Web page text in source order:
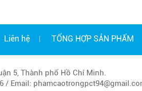
Liên hệ TỔNG HỢP SẢN PHẨM
5, Thành phố Hồ Chí Minh.
/ Email: